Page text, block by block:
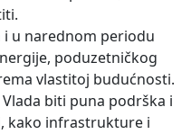
i u narednom periodu
poduzetničkog
vlastitoj budućnosti.
biti puna podrška i
kako infrastrukture i